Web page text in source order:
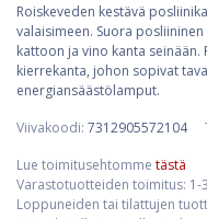
Roiskeveden kestävä
valaisimeen. Suora
kattoon ja vino kanta seinään.
kierrekanta, johon sopivat
energiansäästölamput.
Viivakoodi: 7312905572104
Lue toimitusehtomme tästä
Varastotuotteiden toimitus: 1-
Loppuneiden tai tilattujen